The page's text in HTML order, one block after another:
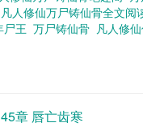
凡人修仙万尸铸仙骨全文阅
尸王 万尸铸仙骨 凡人修
章 唇亡齿寒